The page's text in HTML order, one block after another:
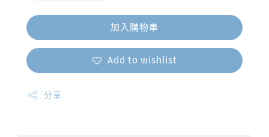
加入購物車
Add to wishlist
分享